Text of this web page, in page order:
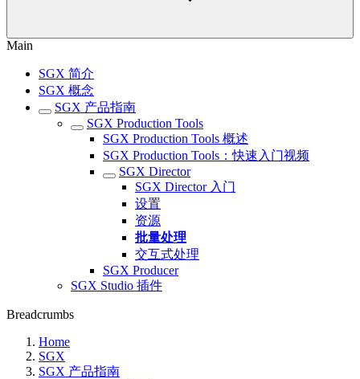
Main
SGX 简介
SGX 概念
SGX 产品指南
SGX Production Tools
SGX Production Tools 概述
SGX Production Tools：快速入门视频
SGX Director
SGX Director 入门
设置
资源
批量处理
交互式处理
SGX Producer
SGX Studio 插件
Breadcrumbs
Home
SGX
SGX 产品指南